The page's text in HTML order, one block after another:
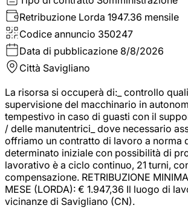
Retribuzione Lorda 1947.36 mensile
Codice annuncio 350247
Data di pubblicazione 8/8/2026
Città Savigliano
La risorsa si occuperà di:_ controllo
supervisione del macchinario in
tempestivo in caso di guasti con il
/ delle manutentrici_ dove necessario
offriamo un contratto di lavoro a norma
determinato iniziale con possibilità di
lavorativo è a ciclo continuo, 21 turni,
compensazione. RETRIBUZIONE
MESE (LORDA): € 1.947,36 Il luogo di
vicinanze di Savigliano (CN).